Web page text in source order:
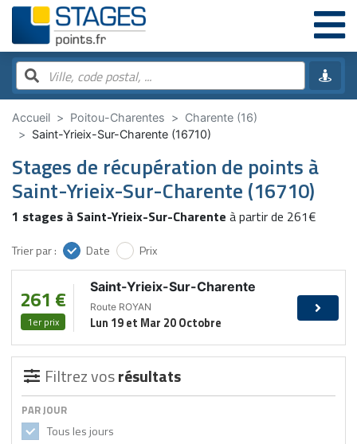
Accueil Poitou-Charentes
Charente (16)
Saint-Yrieix-Sur-Charente (16710)
Stages de récupération de points à
Saint-Yrieix-Sur-Charente (16710)
1 stages à Saint-Yrieix-Sur-Charente à partir de 261€
Trier par : Date Prix
261 €
1er prix
Saint-Yrieix-Sur-Charente
Route ROYAN
Lun 19 et Mar 20 Octobre
Filtrez vosrésultats
PAR JOUR
Tous les jours